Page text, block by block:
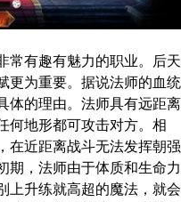
常有趣有魅力的职业。后天
更为重要。据说法师的血统
体的理由。法师具有远距离
何地形都可攻击对方。相
在近距离战斗无法发挥朝强
期，法师由于体质和生命力
上升练就高超的魔法，就会